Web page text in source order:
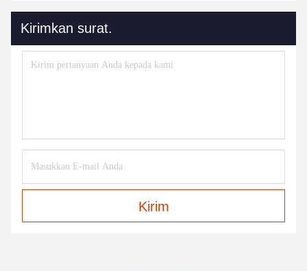
Kirimkan surat.
Kirim